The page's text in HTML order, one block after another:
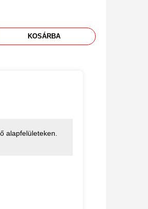
KOSÁRBA
alapfelületeken.